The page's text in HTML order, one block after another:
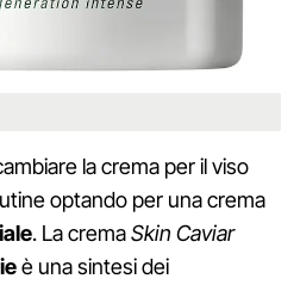
la crema per il viso
optando per una crema
. La cremaSkin Caviar
è una sintesi dei